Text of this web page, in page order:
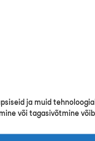
ja muid
või tagasivõtmine